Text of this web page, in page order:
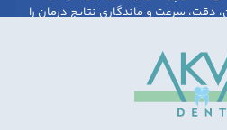
سرعت و ماندگاری نتایج درمان را